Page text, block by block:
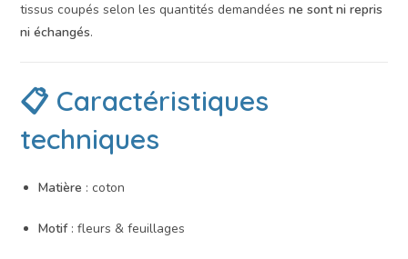
tissus coupés selon les quantités demandéesne sont ni repris
ni échangés.
📋 Caractéristiques
techniques
Matière : coton
Motif: fleurs & feuillages